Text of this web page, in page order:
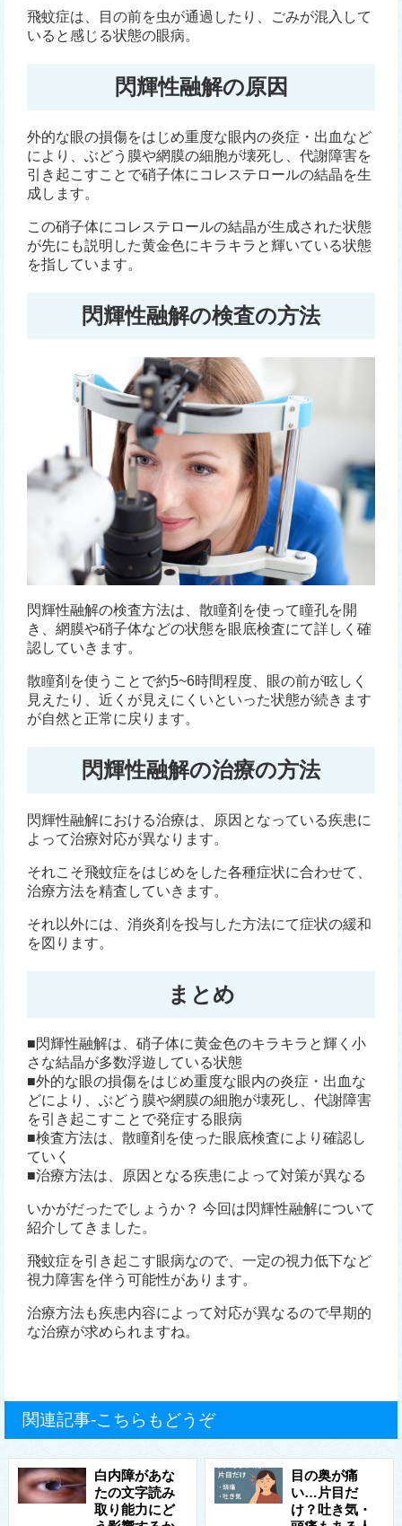
飛蚊症は、目の前を虫が通過したり、ごみが混入して
いると感じる状態の眼病。
閃輝性融解の原因
外的な眼の損傷をはじめ重度な眼内の炎症・出血など
により、ぶどう膜や網膜の細胞が壊死し、代謝障害を
引き起こすことで硝子体にコレステロールの結晶を生
成します。
この硝子体にコレステロールの結晶が生成された状態
が先にも説明した黄金色にキラキラと輝いている状態
を指しています。
閃輝性融解の検査の方法
閃輝性融解の検査方法は、散瞳剤を使って瞳孔を開
き、網膜や硝子体などの状態を眼底検査にて詳しく確
認していきます。
散瞳剤を使うことで約5~6時間程度、眼の前が眩しく
見えたり、近くが見えにくいといった状態が続きます
が自然と正常に戻ります。
閃輝性融解の治療の方法
閃輝性融解における治療は、原因となっている疾患に
よって治療対応が異なります。
それこそ飛蚊症をはじめをした各種症状に合わせて、
治療方法を精査していきます。
それ以外には、消炎剤を投与した方法にて症状の緩和
を図ります。
まとめ
■閃輝性融解は、硝子体に黄金色のキラキラと輝く小
さな結晶が多数浮遊している状態
■外的な眼の損傷をはじめ重度な眼内の炎症・出血な
どにより、ぶどう膜や網膜の細胞が壊死し、代謝障害
を引き起こすことで発症する眼病
■検査方法は、散瞳剤を使った眼底検査により確認し
ていく
■治療方法は、原因となる疾患によって対策が異なる
いかがだったでしょうか？ 今回は閃輝性融解について
紹介してきました。
飛蚊症を引き起こす眼病なので、一定の視力低下など
視力障害を伴う可能性があります。
治療方法も疾患内容によって対応が異なるので早期的
な治療が求められますね。
関連記事-こちらもどうぞ
白内障があな
たの文字読み
取り能力にど
目の奥が痛
い…片目だ
け？吐き気・